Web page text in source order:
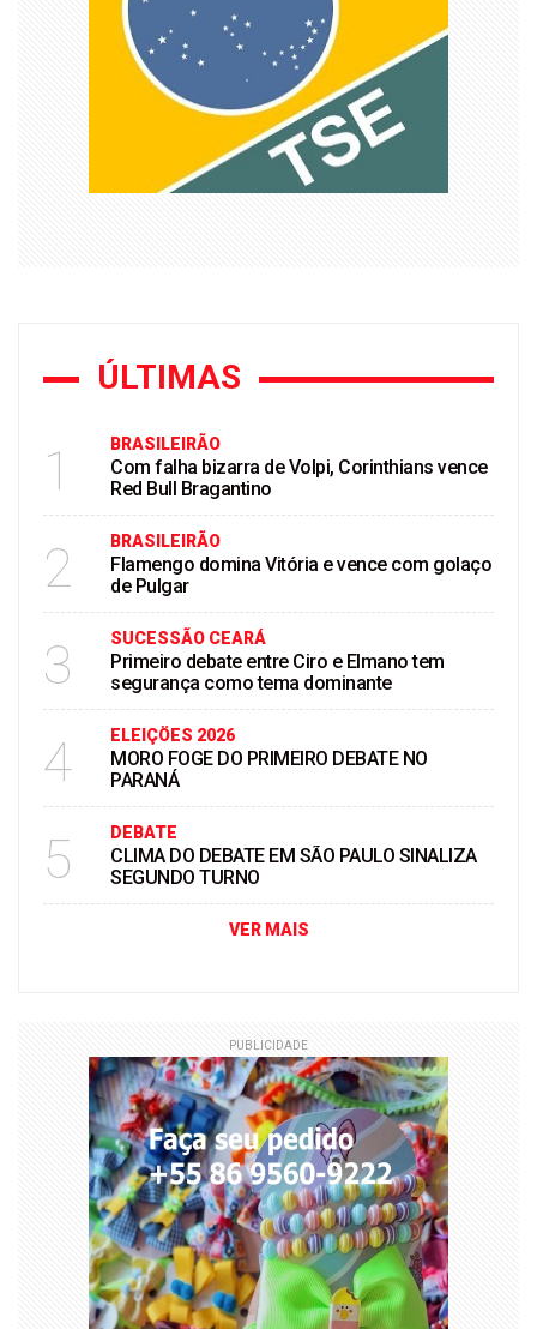
ÚLTIMAS
1 BRASILEIRÃO
Com falha bizarra de Volpi, Corinthians vence
Red Bull Bragantino
2 BRASILEIRÃO
Flamengo domina Vitória e vence com golaço
de Pulgar
3 SUCESSÃO CEARÁ
Primeiro debate entre Ciro e Elmano tem
segurança como tema dominante
4 ELEIÇÖES 2026
MORO FOGE DO PRIMEIRO DEBATE NO
PARANÁ
5 DEBATE
CLIMA DO DEBATE EM SÃO PAULO SINALIZA
SEGUNDO TURNO
VER MAIS
PUBLICIDADE